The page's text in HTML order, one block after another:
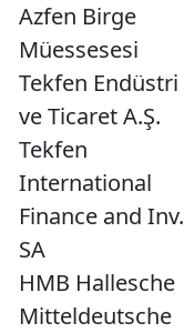
Azfen Birge
Müessesesi
Tekfen Endüstri
ve Ticaret A.Ş.
Tekfen
International
Finance and Inv.
SA
HMB Hallesche
Mitteldeutsche